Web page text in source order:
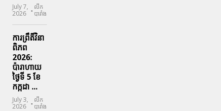
July 7,
2026 - លីក
បារាំង
ការព្រឹតិ៍វិនា
ពិភព
2026:
ប៉ារាហាយ
ថ្ងៃទី 5 ខែ
កក្កដា ...
July 3,
2026 - លីក
បារាំង